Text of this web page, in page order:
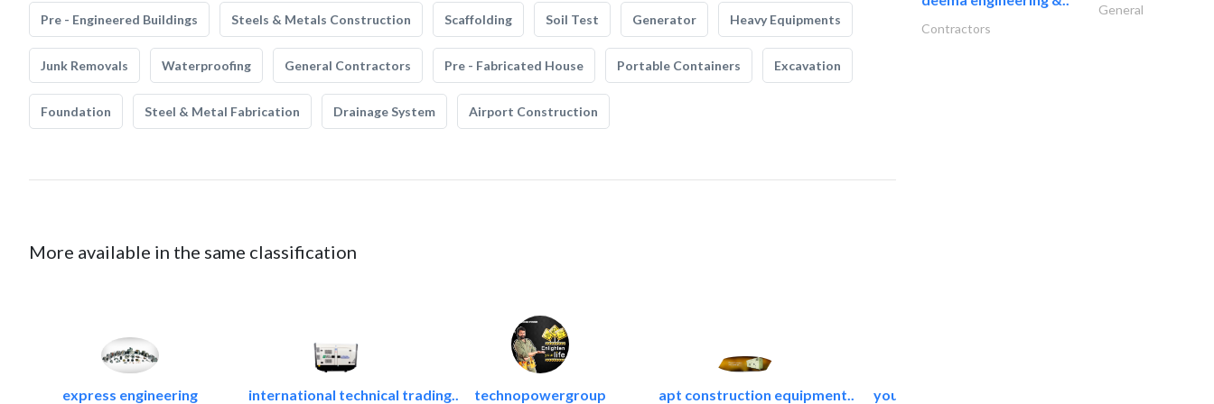
Pre - Engineered Buildings Steels & Metals Construction Scaffolding Soil Test Generator Heavy Equipments
Junk Removals Waterproofing General Contractors Pre - Fabricated House Portable Containers Excavation
Foundation Steel & Metal Fabrication Drainage System Airport Construction
More available in the same classification
express engineering international technical trading.. technopowergroup apt construction equipment.. younus power services
General
Contractors